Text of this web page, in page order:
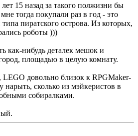
15 назад за такого полжизни бы
тогда покупали раз в год - это
пиратского острова. Из которых,
роботы )))
как-нибудь деталек мешок и
площадью в целую комнату.
довольно близок к RPGMaker-
нарыть, сколько из мэйкеристов в
собиралками.